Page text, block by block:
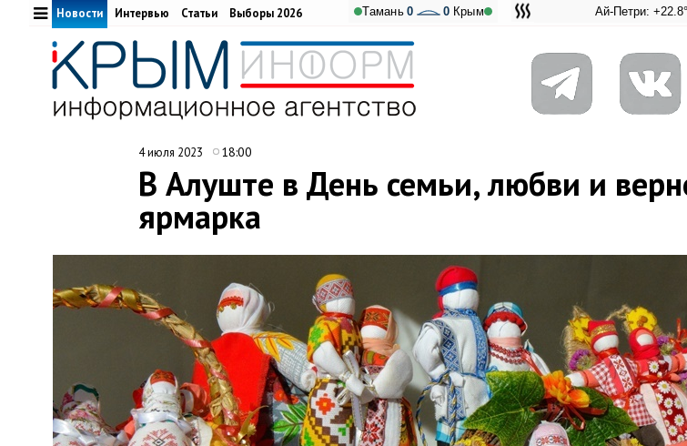
Ай-Петри: +22.8°C
Тамань 0 0 Крым
Новости Интервью Статьи Выборы 2026
4 июля 2023 18:00
В Алуште в День семьи, любви и
ярмарка